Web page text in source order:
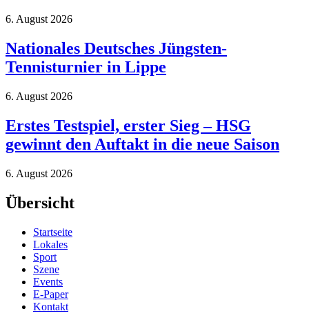
6. August 2026
Nationales Deutsches Jüngsten-
Tennisturnier in Lippe
6. August 2026
Erstes Testspiel, erster Sieg – HSG
gewinnt den Auftakt in die neue Saison
6. August 2026
Übersicht
Startseite
Lokales
Sport
Szene
Events
E-Paper
Kontakt